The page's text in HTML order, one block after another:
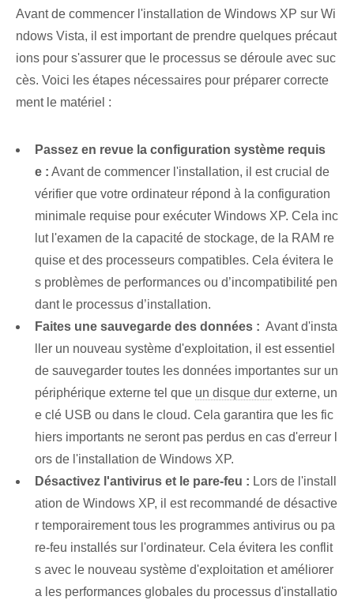
Avant de commencer l'installation de Windows XP sur Wi
ndows Vista, il est important de prendre quelques précaut
ions pour s'assurer que le processus se déroule avec suc
cès. Voici les étapes nécessaires pour préparer correcte
ment le matériel :
Passez en revue la configuration système requis
e : Avant de commencer l'installation, il est crucial de
vérifier que votre ordinateur répond à la configuration
minimale requise pour exécuter Windows XP. Cela inc
lut l'examen de la capacité de stockage, de la RAM re
quise et des processeurs compatibles. Cela évitera le
s problèmes de performances ou d’incompatibilité pen
dant le processus d’installation.
Faites une sauvegarde des données : ‌ Avant d'insta
ller un nouveau système d'exploitation, il est essentiel
de sauvegarder toutes les données importantes sur un
périphérique externe tel que un disque dur externe, un
e clé USB ou dans le cloud. Cela garantira que les fic
hiers importants ne seront pas perdus en cas d'erreur l
ors de l'installation de Windows XP.
Désactivez l'antivirus et le pare-feu : Lors de l'install
ation de Windows XP, il est recommandé de désactive
r temporairement tous les programmes antivirus ou pa
re-feu installés sur l'ordinateur. Cela évitera les conflit
s avec le nouveau système d'exploitation et améliorer
a les performances globales du processus d'installatio